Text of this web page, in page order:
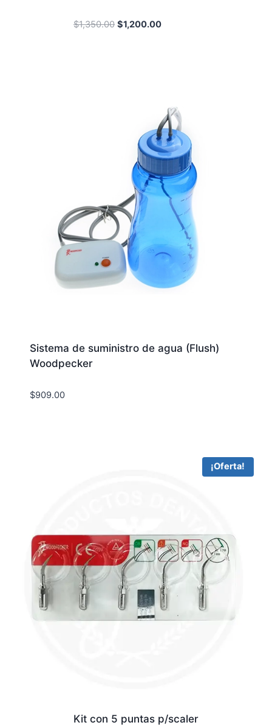
$1,350.00 Original
$1,200.00Current
Sistema de suministro de agua (Flush)
Woodpecker
$909.00
¡Oferta!
Kit con 5 puntas p/scaler